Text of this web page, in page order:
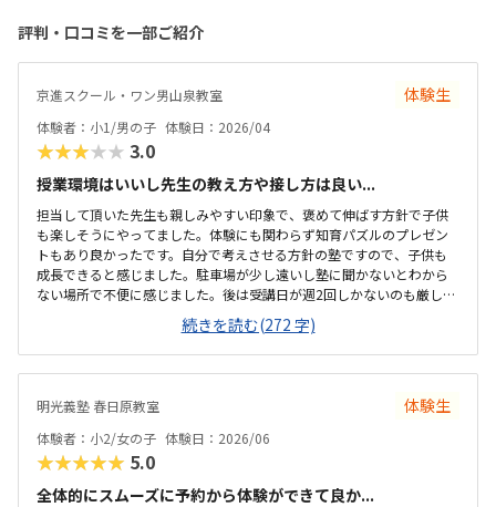
評判・口コミを一部ご紹介
京進スクール・ワン男山泉教室 体験生
体験者：小1/男の子 体験日：2026/04
★★★★★ 3.0
授業環境はいいし先生の教え方や接し方は良い...
担当して頂いた先生も親しみやすい印象で、褒めて伸ばす方針で子供
も楽しそうにやってました。体験にも関わらず知育パズルのプレゼン
トもあり良かったです。自分で考えさせる方針の塾ですので、子供も
成長できると感じました。駐車場が少し遠いし塾に聞かないとわから
ない場所で不便に感じました。後は受講日が週2回しかないのも厳しい
仕切りがあって集中しやすい環境かなと思いました。夜は学習塾なの
で先生の教え方もうまいと思いました。仕方ないとは思いますが、教
材費が高いなと思いました。授業料込みで12分割できたらいいなと思
いました。体験のパズルが楽しくやってました。
続きを読む(272 字)
明光義塾 春日原教室 体験生
体験者：小2/女の子 体験日：2026/06
★★★★★ 5.0
全体的にスムーズに予約から体験ができて良か...